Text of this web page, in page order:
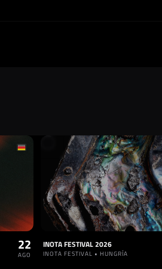
22
AGO
INOTA FESTIVAL 2026
INOTA FESTIVAL • HUNGRÍA